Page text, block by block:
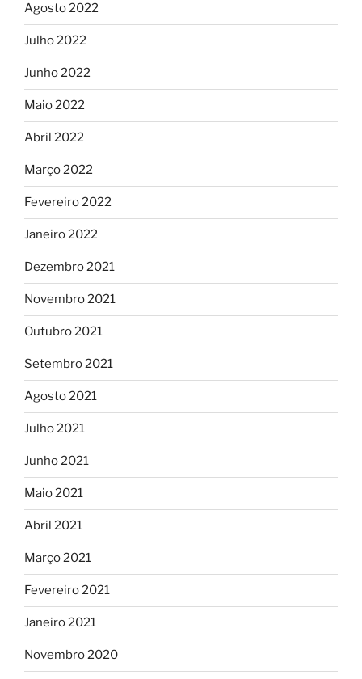
Agosto 2022
Julho 2022
Junho 2022
Maio 2022
Abril 2022
Março 2022
Fevereiro 2022
Janeiro 2022
Dezembro 2021
Novembro 2021
Outubro 2021
Setembro 2021
Agosto 2021
Julho 2021
Junho 2021
Maio 2021
Abril 2021
Março 2021
Fevereiro 2021
Janeiro 2021
Novembro 2020